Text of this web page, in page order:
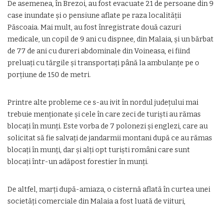
De asemenea, în Brezoi, au fost evacuate 21 de persoane din 9
case inundate şi o pensiune aflate pe raza localităţii
Păscoaia. Mai mult, au fost înregistrate două cazuri
medicale, un copil de 9 ani cu dispnee, din Malaia, şi un bărbat
de 77 de ani cu dureri abdominale din Voineasa, ei fiind
preluaţi cu tărgile şi transportaţi până la ambulanţe pe o
porţiune de 150 de metri.
Printre alte probleme ce s-au ivit în nordul judeţului mai
trebuie menţionate şi cele în care zeci de turişti au rămas
blocaţi în munţi. Este vorba de 7 polonezi şi englezi, care au
solicitat să fie salvaţi de jandarmii montani după ce au rămas
blocaţi în munţi, dar şi alţi opt turişti români care sunt
blocaţi într-un adăpost forestier în munţi.
De altfel, marţi după-amiaza, o cisternă aflată în curtea unei
societăţi comerciale din Malaia a fost luată de viituri,